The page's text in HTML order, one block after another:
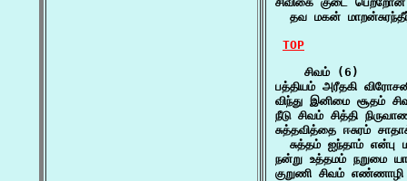
தவ மகன்
TOP
    சிவம் (6)
பத்தியம் அரீதகி
விந்து இனிமை சூதம்
நீடு சிவம் சித்தி
சுத்தவித்தை ஈசுரம்
சுத்தம் ஐந்தாம் என்பு
நன்று உத்தமம் நறுமை
குறுணி சிவம்